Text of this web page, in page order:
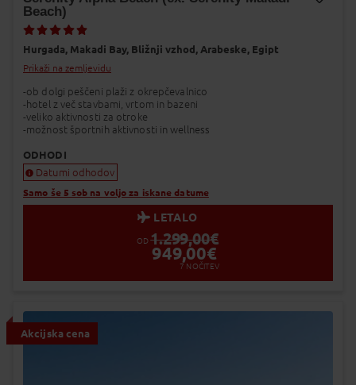
Beach)
Hurgada, Makadi Bay, Bližnji vzhod, Arabeske, Egipt
Prikaži na zemljevidu
-ob dolgi peščeni plaži z okrepčevalnico
-hotel z več stavbami, vrtom in bazeni
-veliko aktivnosti za otroke
-možnost športnih aktivnosti in wellness
ODHODI
Datumi odhodov
Samo še 5 sob na voljo za iskane datume
LETALO
OD1.299,00€
949,00€
7 NOČITEV
Akcijska cena